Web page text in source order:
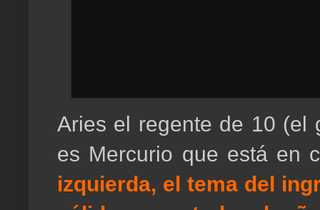
Aries el regente de 10 (el
es Mercurio que está en
izquierda, el tema del